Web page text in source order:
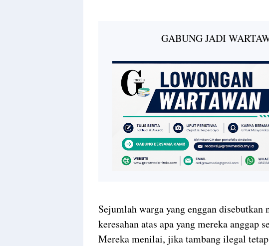
GABUNG JADI
Sejumlah warga yang enggan disebutkan
keresahan atas apa yang mereka anggap
Mereka menilai, jika tambang ilegal